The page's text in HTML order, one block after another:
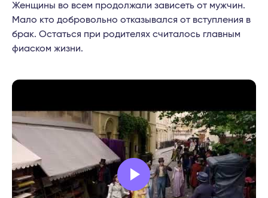
Женщины во всем продолжали зависеть от мужчин.
Мало кто добровольно отказывался от вступления в
брак. Остаться при родителях считалось главным
фиаском жизни.